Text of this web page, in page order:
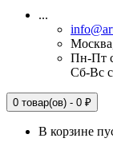
...
Пн-Пт
Сб-Вс
0 товар(ов) - 0 ₽
В корзине